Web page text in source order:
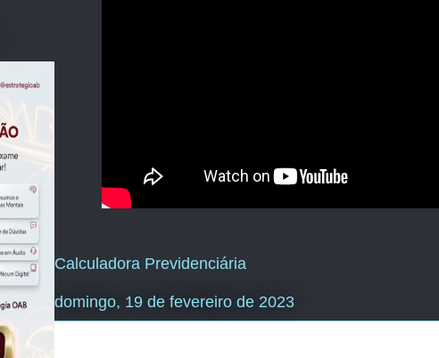
Calculadora Previdenciária
domingo, 19 de fevereiro de 2023